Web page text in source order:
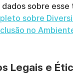
sobre esse
sobre
no
Legais e